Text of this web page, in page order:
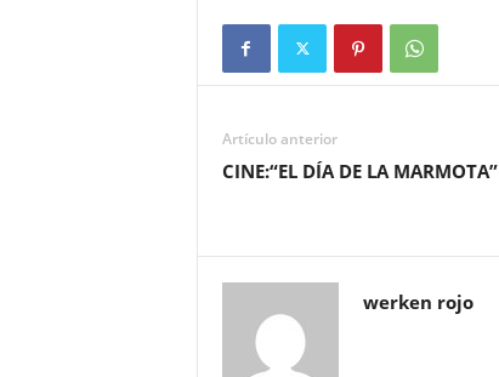
Artículo anterior
CINE:“EL DÍA DE LA MARMOTA”
werken rojo